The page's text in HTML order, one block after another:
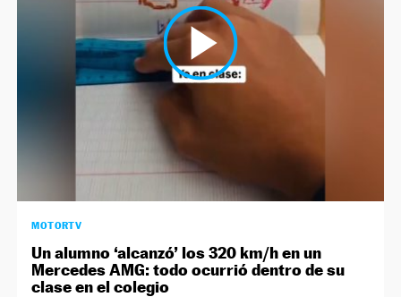
MOTORTV
Un alumno ‘alcanzó’ los 320 km/h en un
Mercedes AMG: todo ocurrió dentro de su
clase en el colegio